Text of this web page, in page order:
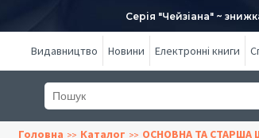
Серія "Чейзіана" ~
Видавництво Новини Електронні книги
Головна Каталог ОСНОВНА ТА СТАРША